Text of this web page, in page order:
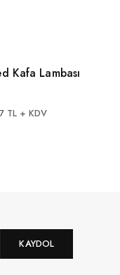
Kafa Lambası
TL + KDV
KAYDOL